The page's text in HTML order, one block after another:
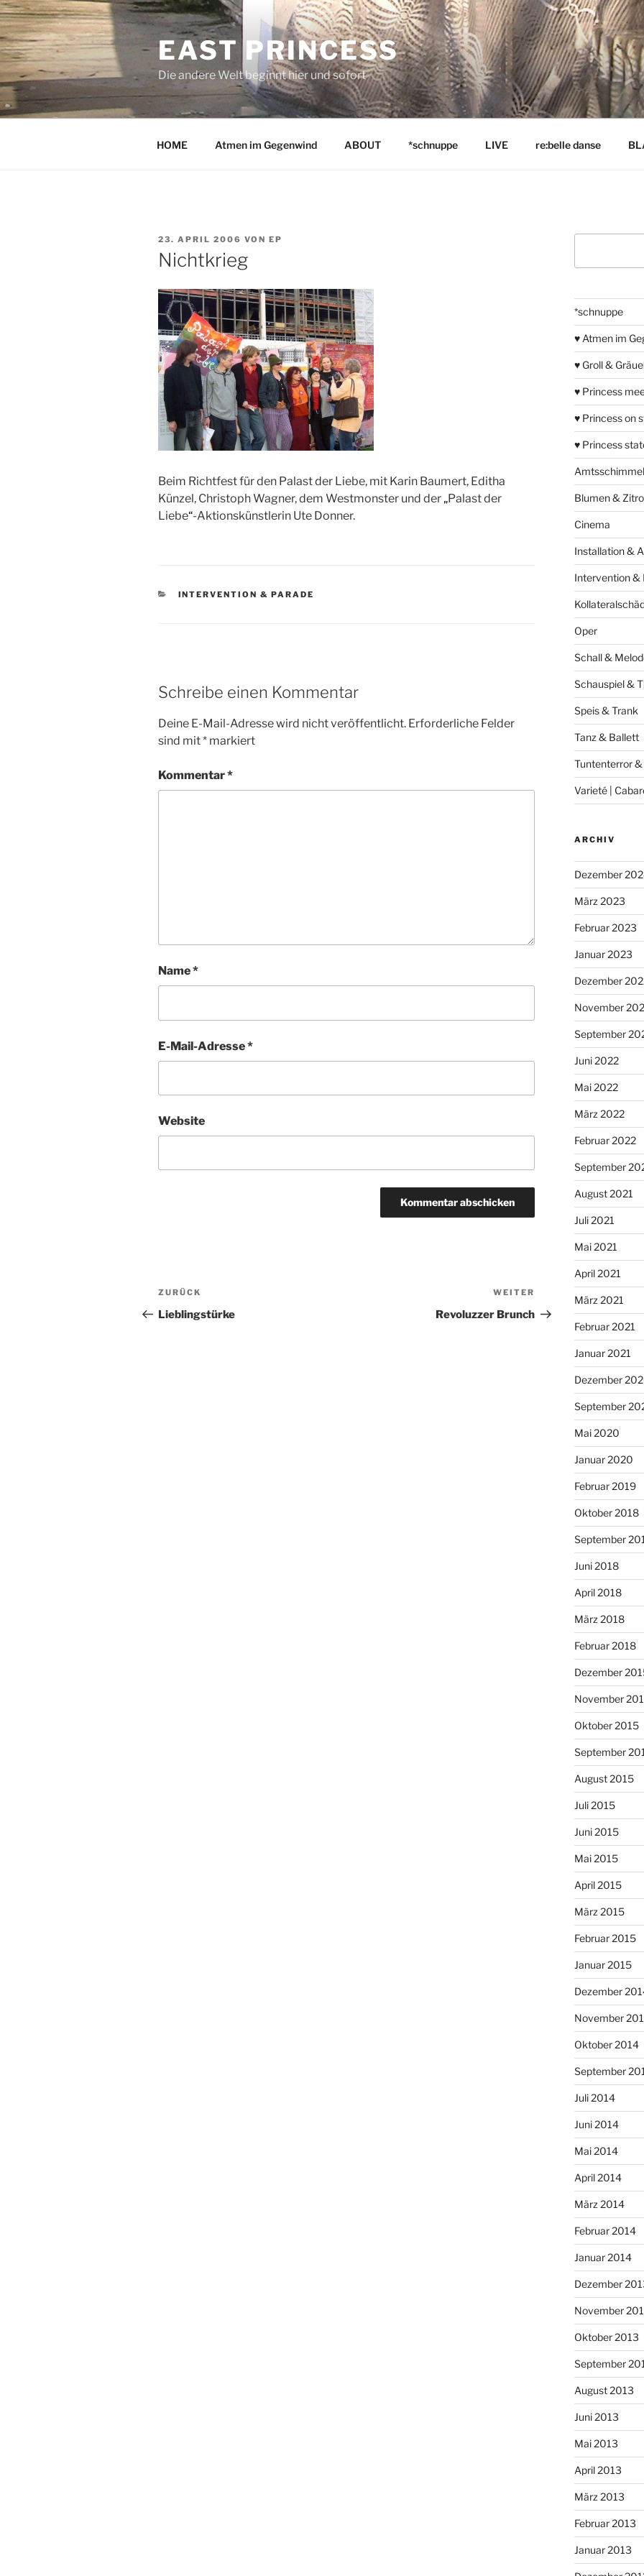
Zum
Inhalt
springen
EAST PRINCESS
Die andere Welt beginnt hier und sofort
HOME Atmen im Gegenwind ABOUT *schnuppe LIVE re:belle danse
VERÖFFENTLICHT
AM
23. APRIL 2006 VON EP
Nichtkrieg
Beim Richtfest für den Palast der Liebe, mit Karin Baumert, Editha
Künzel, Christoph Wagner, dem Westmonster und der „Palast der
Liebe“-Aktionskünstlerin Ute Donner.
KATEGORIEN
INTERVENTION & PARADE
Schreibe einen Kommentar
Deine E-Mail-Adresse wird nicht veröffentlicht. Erforderliche Felder
sind mit* markiert
Kommentar*
Name*
E-Mail-Adresse*
Website
Beitragsnavigation
Vorheriger
Beitrag
ZURÜCK
Lieblingstürke
Nächster
Beitrag
WEITER
Revoluzzer Brunch
*schnuppe
♥ Atmen im
♥ Groll &
♥ Princess
♥ Princess on
♥ Princess
Amtsschimmel
Blumen &
Cinema
Installation &
Intervention &
Oper
Schall &
Schauspiel &
Speis & Trank
Tanz & Ballett
Tuntenterror &
Varieté |
ARCHIV
Dezember
März 2023
Februar 2023
Januar 2023
Dezember
November
September
Juni 2022
Mai 2022
März 2022
Februar 2022
September
August 2021
Juli 2021
Mai 2021
April 2021
März 2021
Februar 2021
Januar 2021
Dezember
September
Mai 2020
Januar 2020
Februar 2019
Oktober 2018
September
Juni 2018
April 2018
März 2018
Februar 2018
Dezember
November
Oktober 2015
September
August 2015
Juli 2015
Juni 2015
Mai 2015
April 2015
März 2015
Februar 2015
Januar 2015
Dezember
November
Oktober 2014
September
Juli 2014
Juni 2014
Mai 2014
April 2014
März 2014
Februar 2014
Januar 2014
Dezember
November
Oktober 2013
September
August 2013
Juni 2013
Mai 2013
April 2013
März 2013
Februar 2013
Januar 2013